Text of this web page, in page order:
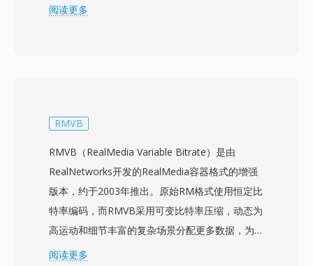
描述性元数据。该格式支持广泛的专业编解码器，
性标记、源引用和技术参数等制作信息。这些元数
辑、图形、播出和归档系统之间移动时的信息丢失
风险。MXF文件使用操作模式系统定义不同的复
杂度级别，从简单的单项目包（OP1a）到复杂的
多项目播放列表。主要广播设备制造商和基于文件
的工作流系统普遍支持MXF，它也作为广播中使
用的AS-02和AS-11等标准的交换格式。
阅读更多
RMVB
RMVB（RealMedia Variable Bitrate）是由
RealNetworks开发的RealMedia容器格式的增强
版本，约于2003年推出。原始RM格式使用恒定比
特率编码，而RMVB采用可变比特率压缩，动态为
高运动和细节丰富的复杂场景分配更多数据，为静
态镜头或渐变过渡等简单片段分配更少比特。这种
阅读更多